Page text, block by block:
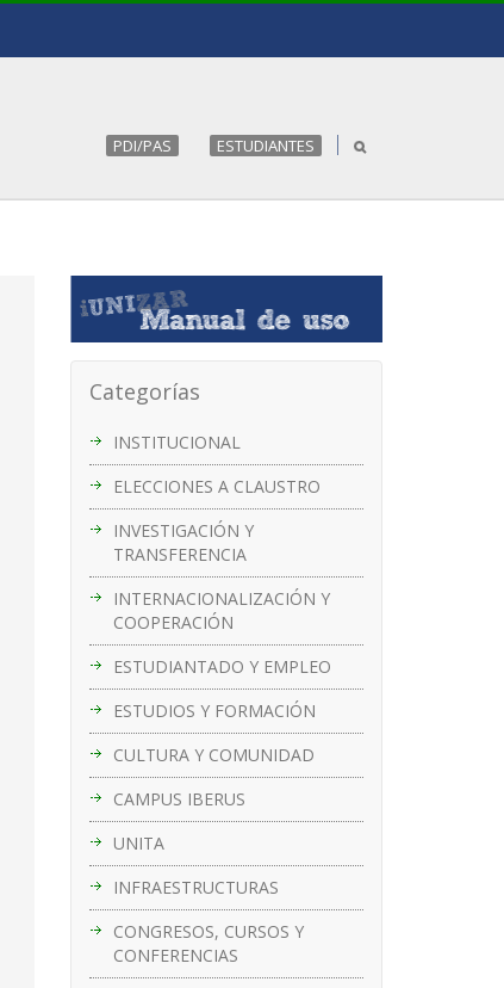
PDI/PAS ESTUDIANTES
Categorías
INSTITUCIONAL
ELECCIONES A CLAUSTRO
INVESTIGACIÓN Y
TRANSFERENCIA
INTERNACIONALIZACIÓN Y
COOPERACIÓN
ESTUDIANTADO Y EMPLEO
ESTUDIOS Y FORMACIÓN
CULTURA Y COMUNIDAD
CAMPUS IBERUS
UNITA
INFRAESTRUCTURAS
CONGRESOS, CURSOS Y
CONFERENCIAS